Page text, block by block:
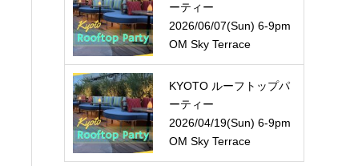
ーティー
2026/06/07(Sun) 6-9pm
OM Sky Terrace
KYOTO ルーフトップパ
ーティー
2026/04/19(Sun) 6-9pm
OM Sky Terrace